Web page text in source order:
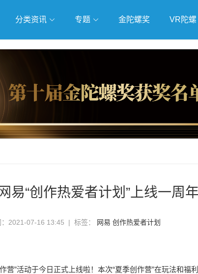
分类资讯 专题
人工智能 武侠游戏 独立游戏 云游戏
金陀螺奖 VR陀螺
易“创作热爱者计划”上线一周
：2021-07-16 13:45 | 标签： 网易 创作热爱者计划
营”活动于今日正式上线啦！本次“夏季创作营”在玩法和福